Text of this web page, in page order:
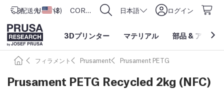
配送先 アメリカ合衆国
USD ($) CORE One L: Now In Stock! 日本語 ログイン
3Dプリンター マテリアル 部品 & アクセ
フィラメント Prusament Prusament PETG
Prusament PETG Recycled 2kg (NFC)